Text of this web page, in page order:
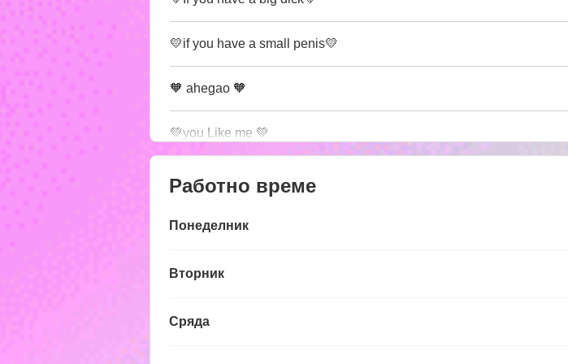
💛if you have a small penis💛
🧡 ahegao 🧡
💚you Like me 💚
Работно време
Понеделник
Вторник
Сряда